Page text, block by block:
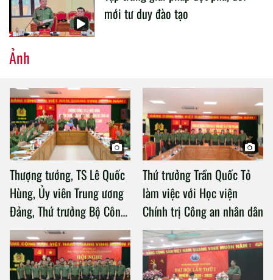
mới tư duy đào tạo
Ảnh
Thượng tướng, TS Lê Quốc
Hùng, Ủy viên Trung ương
Đảng, Thứ trưởng Bộ Công
an làm việc với Học viện
Chính trị Công an nhân dân
Thứ trưởng Trần Quốc Tỏ
làm việc với Học viện
Chính trị Công an nhân dân